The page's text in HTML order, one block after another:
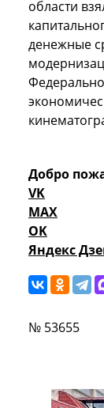
области
денежные
Добро
VK
MAX
OK
Яндекс
№ 53655